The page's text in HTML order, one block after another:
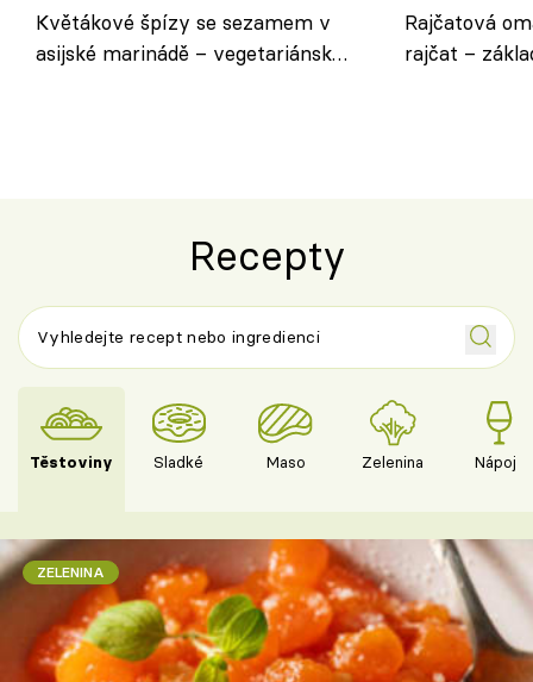
Květákové špízy se sezamem v
asijské marinádě – vegetariánská
Rajčatová
rajčat –
Recepty
Těstoviny Sladké Maso Zelenina Nápoje
ZELENINA